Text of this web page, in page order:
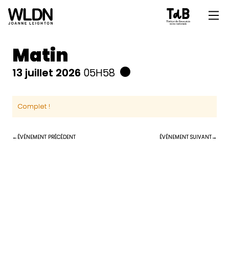
Matin
13 juillet 2026 05H58
Complet !
ÉVÉNEMENT PRÉCÉDENT ÉVÉNEMENT SUIVANT